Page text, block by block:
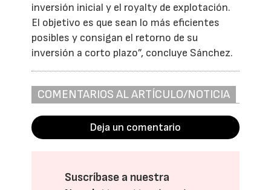
inversión inicial y el royalty de explotación.
El objetivo es que sean lo más eficientes
posibles y consigan el retorno de su
inversión a corto plazo”, concluye Sánchez.
COMENTARIOS AL ARTÍCULO/NOTICIA
Deja un comentario
Suscríbase a nuestra